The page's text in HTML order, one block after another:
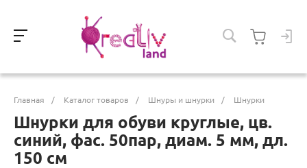
Главная / Каталог товаров / Шнуры и шнурки / Шнурки
Шнурки для обуви круглые, цв.
синий, фас. 50пар, диам. 5 мм, дл.
150 см